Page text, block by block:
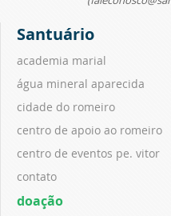
Santuário
academia marial
água mineral aparecida
cidade do romeiro
centro de apoio ao romeiro
centro de eventos pe. vitor
contato
doação